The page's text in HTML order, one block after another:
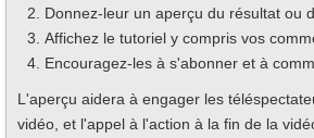
Donnez-leur un aperçu du résultat ou
Affichez le tutoriel y compris vos
Encouragez-les à s'abonner et à
L'aperçu aidera à engager les
vidéo, et l'appel à l'action à la fin de la